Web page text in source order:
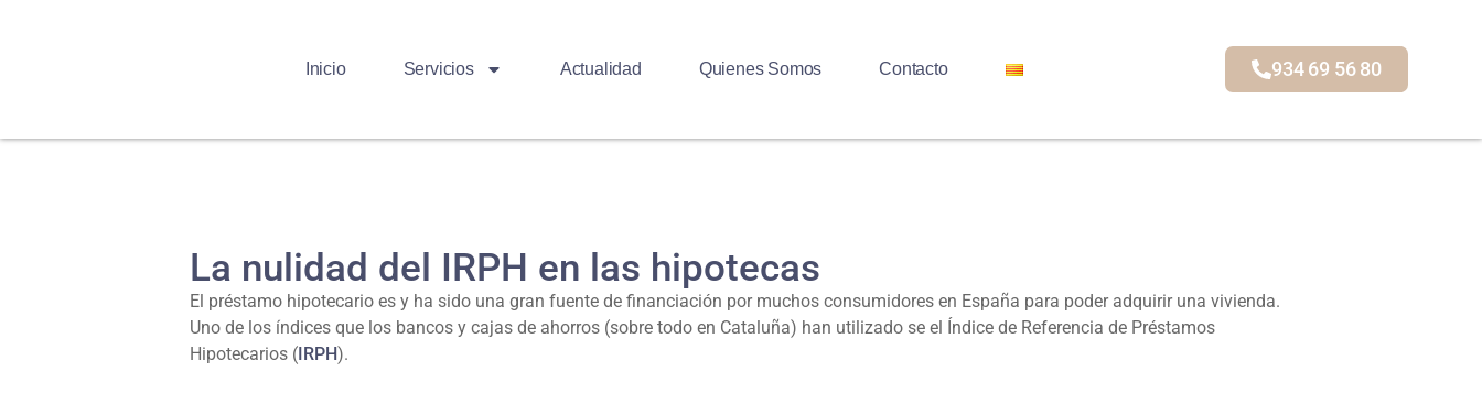
Inicio Servicios Actualidad Quienes Somos Contacto 934 69 56 80
La nulidad del IRPH en las hipotecas
El préstamo hipotecario es y ha sido una gran fuente de financiación por muchos consumidores en España para poder adquirir una vivienda.
Uno de los índices que los bancos y cajas de ahorros (sobre todo en Cataluña) han utilizado se el Índice de Referencia de Préstamos
Hipotecarios (IRPH).